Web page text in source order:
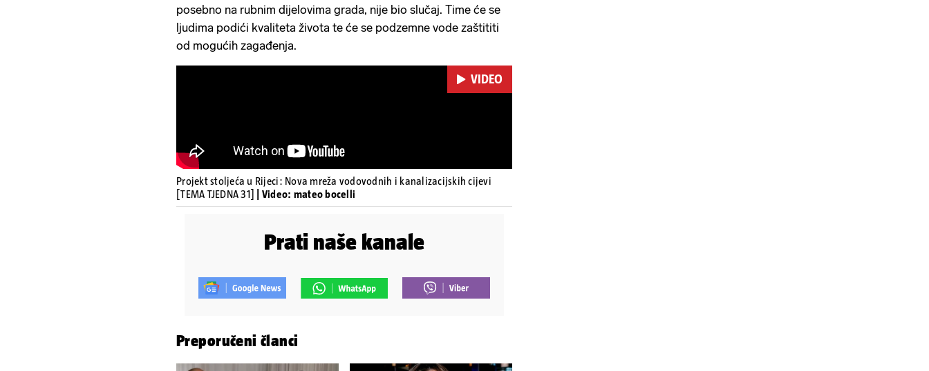
posebno na rubnim dijelovima grada, nije bio slučaj. Time će se
ljudima podići kvaliteta života te će se podzemne vode zaštititi
od mogućih zagađenja.
VIDEO
Projekt stoljeća u Rijeci: Nova mreža vodovodnih i kanalizacijskih cijevi
[TEMA TJEDNA 31]
| Video: mateo bocelli
Prati naše kanale
Preporučeni članci